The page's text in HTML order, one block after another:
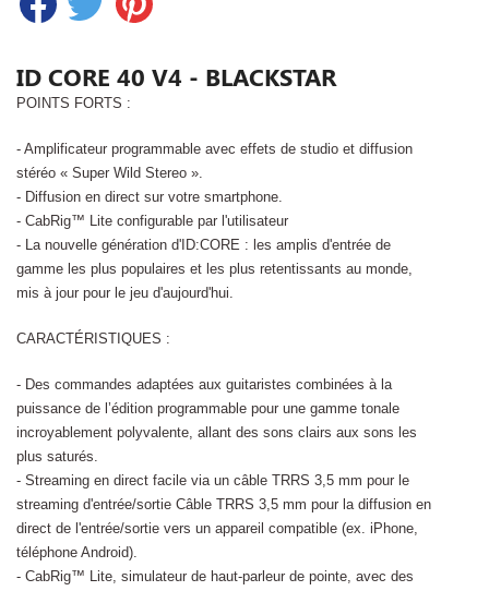
ID CORE 40 V4 - BLACKSTAR
POINTS FORTS :
- Amplificateur programmable avec effets de studio et diffusion
stéréo « Super Wild Stereo ».
- Diffusion en direct sur votre smartphone.
- CabRig™ Lite configurable par l'utilisateur
- La nouvelle génération d'ID:CORE : les amplis d'entrée de
gamme les plus populaires et les plus retentissants au monde,
mis à jour pour le jeu d'aujourd'hui.
CARACTÉRISTIQUES :
- Des commandes adaptées aux guitaristes combinées à la
puissance de l’édition programmable pour une gamme tonale
incroyablement polyvalente, allant des sons clairs aux sons les
plus saturés.
- Streaming en direct facile via un câble TRRS 3,5 mm pour le
streaming d'entrée/sortie Câble TRRS 3,5 mm pour la diffusion en
direct de l'entrée/sortie vers un appareil compatible (ex. iPhone,
téléphone Android).
- CabRig™ Lite, simulateur de haut-parleur de pointe, avec des